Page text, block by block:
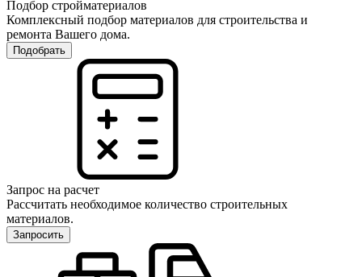
Подбор стройматериалов
Комплексный подбор материалов для строительства и
ремонта Вашего дома.
Подобрать
Запрос на расчет
Рассчитать необходимое количество строительных
материалов.
Запросить